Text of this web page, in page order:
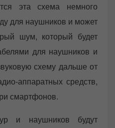
эта схема немного
для наушников и может
шум, который будет
для наушников и
схему дальше от
аппаратных средств,
смартфонов.
и наушников будут